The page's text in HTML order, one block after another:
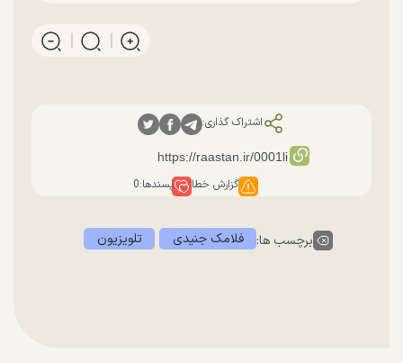
اشتراک گذاری:
گزارش خطا پسندها:0
برچسب ها: فلامک جنیدی تلویزیون